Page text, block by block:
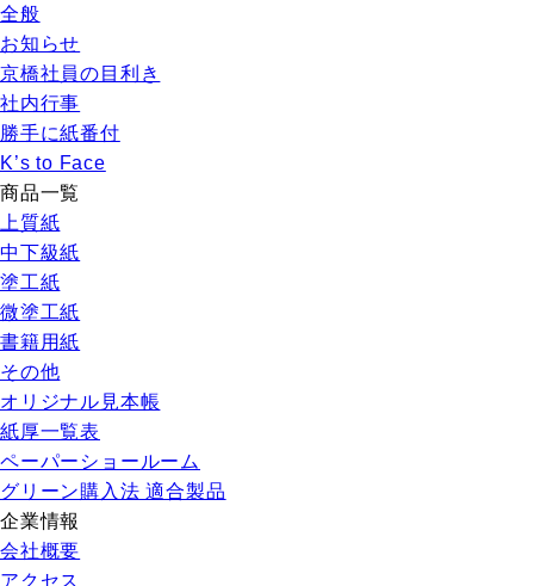
全般
お知らせ
京橋社員の目利き
社内行事
勝手に紙番付
K’s to Face
商品一覧
上質紙
中下級紙
塗工紙
微塗工紙
書籍用紙
その他
オリジナル見本帳
紙厚一覧表
ペーパーショールーム
グリーン購入法 適合製品
企業情報
会社概要
アクセス